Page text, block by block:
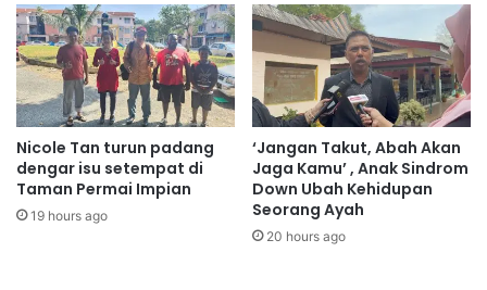
i
n
u
d
i
n
:
A
R
e
b
a
j
i
k
a
n
R
a
Nicole Tan turun padang
dengar isu setempat di
Taman Permai Impian
19 hours ago
‘Jangan Takut, Abah Akan
Jaga Kamu’ , Anak Sindrom
Down Ubah Kehidupan
Seorang Ayah
20 hours ago